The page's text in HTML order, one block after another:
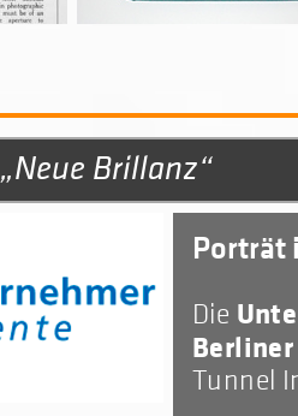
„Neue Brillanz“
Porträt
Die
Tunnel